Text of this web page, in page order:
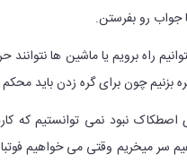
جواب رو بفرستن.
راه برویم یا ماشین ها نتوانند
بزنیم چون برای گره زدن باید
اصطکاک نبود نمی توانستیم که
سر میخریم وقتی می خواهیم